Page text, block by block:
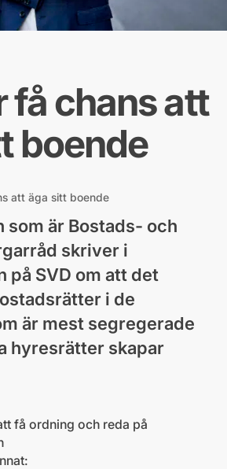
få chans att
boende
att äga sitt boende
som är Bostads- och
skriver i
på SVD om att det
i de
är mest segregerade
hyresrätter skapar
få ordning och reda på